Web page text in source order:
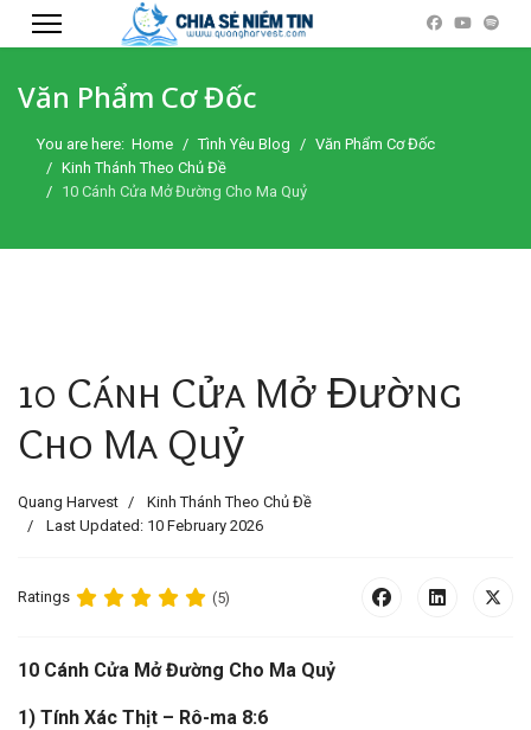
Văn Phẩm Cơ Đốc
You are here: Home Tình Yêu Blog
Văn Phẩm Cơ Đốc
Kinh Thánh Theo Chủ Đề
10 Cánh Cửa Mở Đường Cho Ma Quỷ
10 Cánh Cửa Mở Đường
Cho Ma Quỷ
Quang Harvest
Kinh Thánh Theo Chủ Đề
Last Updated: 10 February 2026
Ratings (5)
10 Cánh Cửa Mở Đường Cho Ma Quỷ
1) Tính Xác Thịt – Rô-ma 8:6